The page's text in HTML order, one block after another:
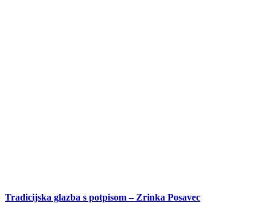
Tradicijska glazba s potpisom – Zrinka Posavec